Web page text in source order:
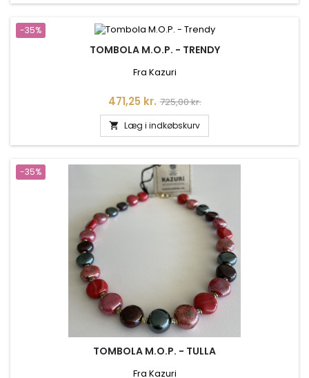
-35%
TOMBOLA M.O.P. - TRENDY
Fra Kazuri
Pris
471,25 kr. Normalpris
725,00 kr.
 Læg i indkøbskurv
-35%
TOMBOLA M.O.P. - TULLA
Fra Kazuri